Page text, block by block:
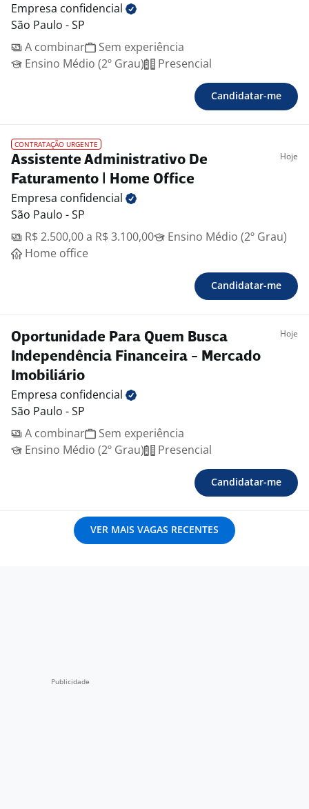
Empresa confidencial
São Paulo - SP
A combinar
Sem experiência
Ensino Médio (2º Grau)
Presencial
Candidatar-me
CONTRATAÇÃO URGENTE
Assistente Administrativo De
Faturamento | Home Office
Hoje
Empresa confidencial
São Paulo - SP
R$ 2.500,00 a R$ 3.100,00
Ensino Médio (2º Grau)
Home office
Candidatar-me
Oportunidade Para Quem Busca
Independência Financeira - Mercado
Imobiliário
Hoje
Empresa confidencial
São Paulo - SP
A combinar
Sem experiência
Ensino Médio (2º Grau)
Presencial
Candidatar-me
VER MAIS VAGAS RECENTES